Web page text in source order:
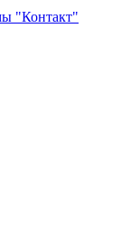
"Контакт"